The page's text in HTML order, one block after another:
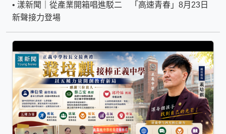
• 漾新聞｜從產業開箱唱進駁二 「高速青春」8月23日
新聲接力登場